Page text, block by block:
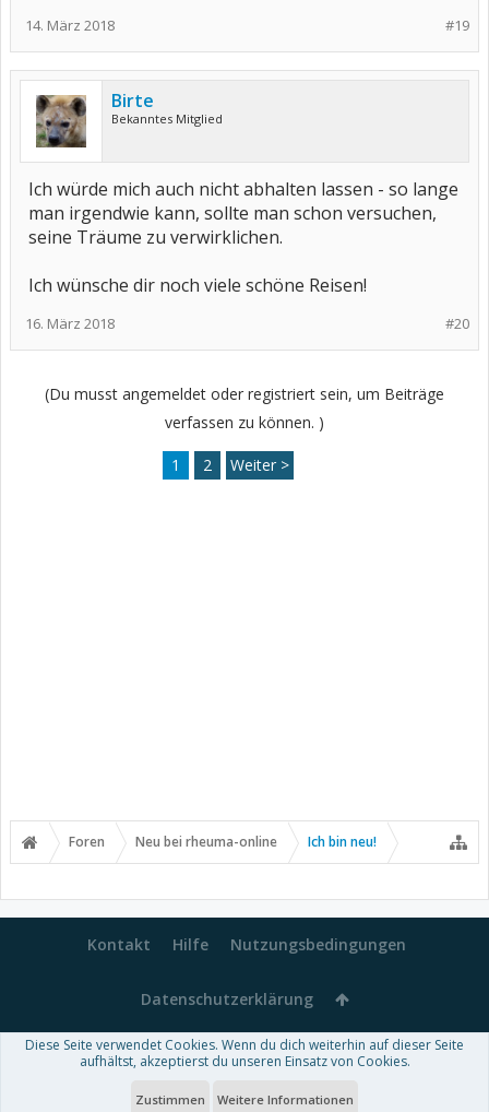
#19
14. März 2018
Birte
Bekanntes Mitglied
Ich würde mich auch nicht abhalten lassen - so lange
man irgendwie kann, sollte man schon versuchen,
seine Träume zu verwirklichen.
Ich wünsche dir noch viele schöne Reisen!
#20
16. März 2018
(Du musst angemeldet oder registriert sein, um Beiträge
verfassen zu können. )
1 2 Weiter >
Foren Neu bei rheuma-online Ich bin neu!
Kontakt Hilfe Nutzungsbedingungen
Datenschutzerklärung
Forum software by XenForo™-Deutsch von xenDach
Theme designed byThemeHouse
Diese Seite verwendet Cookies. Wenn du dich weiterhin auf dieser Seite
aufhältst, akzeptierst du unseren Einsatz von Cookies.
Zustimmen Weitere Informationen